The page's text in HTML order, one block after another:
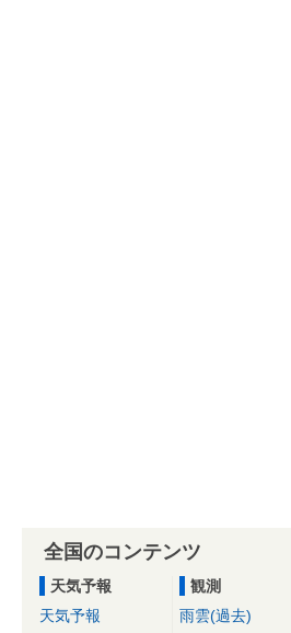
全国のコンテンツ
天気予報
天気予報
観測
雨雲(過去)